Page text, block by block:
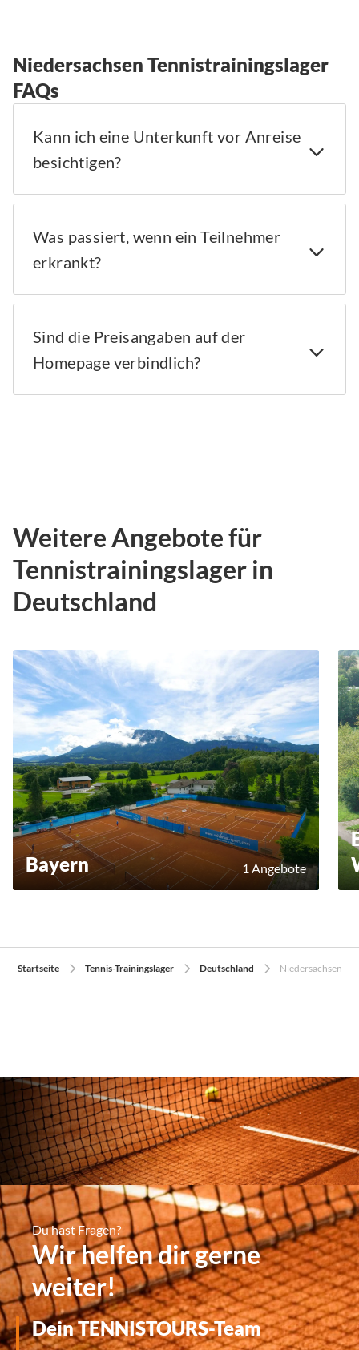
Niedersachsen Tennistrainingslager
FAQs
Kann ich eine Unterkunft vor Anreise
besichtigen?
Was passiert, wenn ein Teilnehmer
erkrankt?
Sind die Preisangaben auf der
Homepage verbindlich?
Weitere Angebote für
Tennistrainingslager in
Deutschland
Bayern 1 Angebote
Startseite Tennis-Trainingslager Deutschland Niedersachsen
Du hast Fragen?
Wir helfen dir gerne
weiter!
Dein TENNISTOURS-Team